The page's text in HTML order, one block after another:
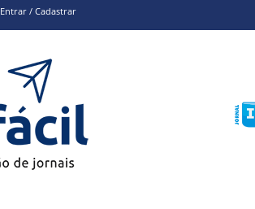
Entrar / Cadastrar